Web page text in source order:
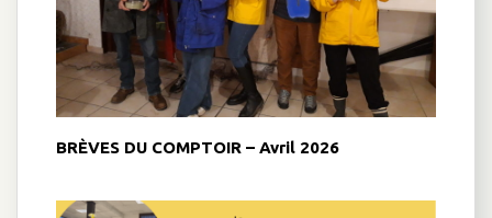
BRÈVES DU COMPTOIR – Avril 2026